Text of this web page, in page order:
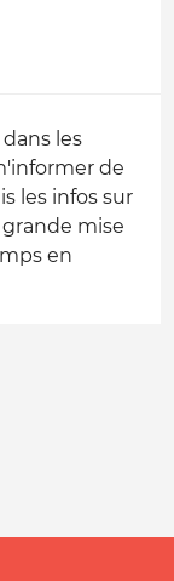
les
de
les infos sur
mise
en